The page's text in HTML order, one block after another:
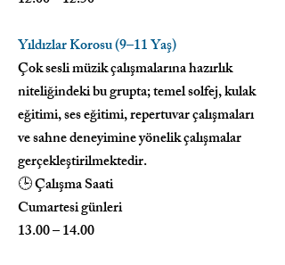
Yıldızlar Korosu (9–11 Yaş)
Çok sesli müzik çalışmalarına hazırlık
niteliğindeki bu grupta; temel solfej, kulak
eğitimi, ses eğitimi, repertuvar çalışmaları
ve sahne deneyimine yönelik çalışmalar
gerçekleştirilmektedir.
🕒 Çalışma Saati
Cumartesi günleri
13.00 – 14.00